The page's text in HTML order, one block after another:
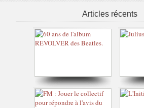
Articles récents